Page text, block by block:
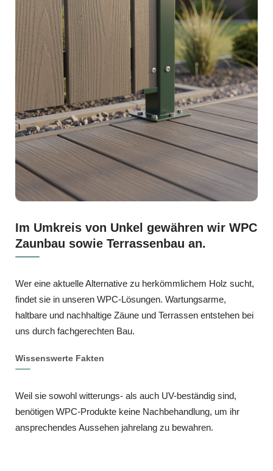
Im Umkreis von Unkel gewähren wir WPC
Zaunbau sowie Terrassenbau an.
Wer eine aktuelle Alternative zu herkömmlichem Holz sucht,
findet sie in unseren WPC-Lösungen. Wartungsarme,
haltbare und nachhaltige Zäune und Terrassen entstehen bei
uns durch fachgerechten Bau.
Wissenswerte Fakten
Weil sie sowohl witterungs- als auch UV-beständig sind,
benötigen WPC-Produkte keine Nachbehandlung, um ihr
ansprechendes Aussehen jahrelang zu bewahren.